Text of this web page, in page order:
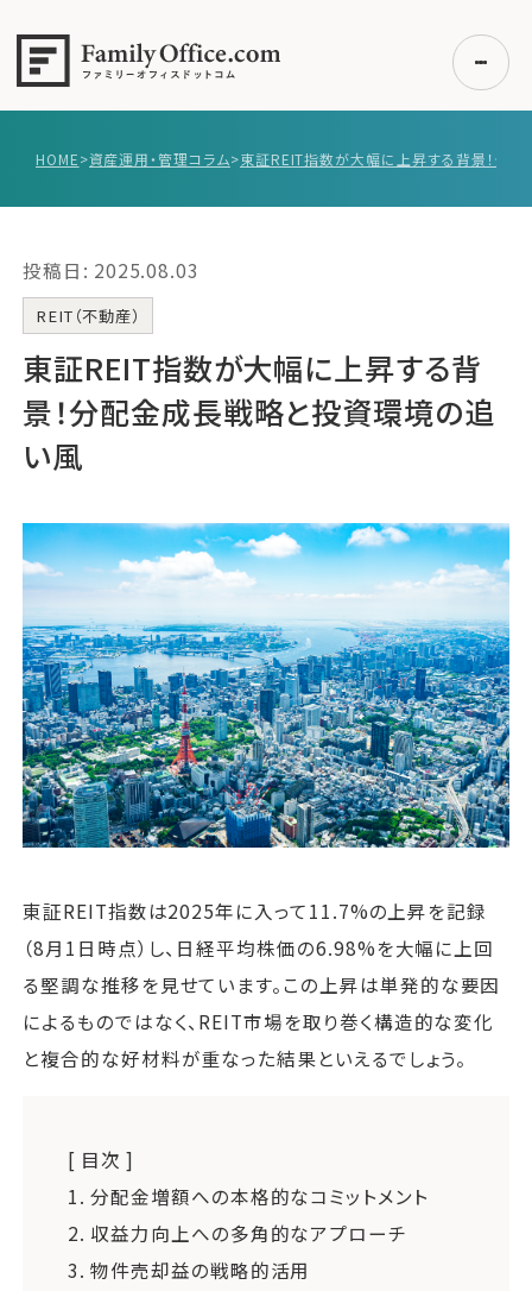
事例紹介
エキスパート一覧
無料講座
コラム
運営会社
ファミリーオフィスとは
関連書籍
メールマガジン登録
よくある質問
HOME>資産運用・管理コラム>
投稿日: 2025.08.03
REIT（不動産）
東証REIT指数が大幅に上昇する背
景！分配金成長戦略と投資環境の追
い風
東証REIT指数は2025年に入って11.7%の上昇を記録
（8月1日時点）し、日経平均株価の6.98%を大幅に上回
る堅調な推移を見せています。この上昇は単発的な要因
によるものではなく、REIT市場を取り巻く構造的な変化
と複合的な好材料が重なった結果といえるでしょう。
[ 目次 ]
1. 分配金増額への本格的なコミットメント
2. 収益力向上への多角的なアプローチ
3. 物件売却益の戦略的活用